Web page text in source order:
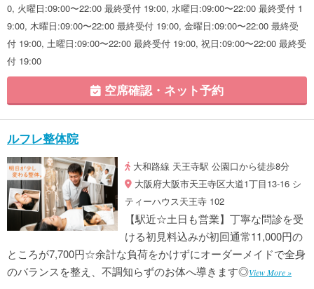
0, 火曜日:09:00〜22:00 最終受付 19:00, 水曜日:09:00〜22:00 最終受付 1
9:00, 木曜日:09:00〜22:00 最終受付 19:00, 金曜日:09:00〜22:00 最終受
付 19:00, 土曜日:09:00〜22:00 最終受付 19:00, 祝日:09:00〜22:00 最終受
付 19:00
空席確認・ネット予約
ルフレ整体院
大和路線 天王寺駅 公園口から徒歩8分
大阪府大阪市天王寺区大道1丁目13-16 シ
ティーハウス天王寺 102
【駅近☆土日も営業】丁寧な問診を受
ける初見料込みが初回通常11,000円の
ところが7,700円☆余計な負荷をかけずにオーダーメイドで全身
のバランスを整え、不調知らずのお体へ導きます◎View More »